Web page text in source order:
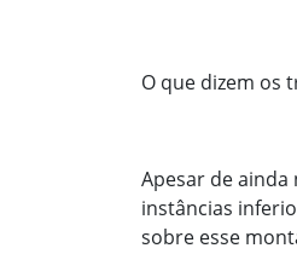
O que dizem os
Apesar de ainda
instâncias
sobre esse